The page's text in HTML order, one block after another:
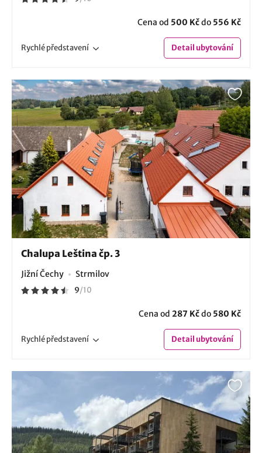
Cena od 500 Kčdo 556 Kč
Rychlépředstavení Detailubytování
Chalupa Leština čp. 3
Jižní Čechy Strmilov
9/10
Cena od 287 Kčdo 580 Kč
Rychlépředstavení Detailubytování